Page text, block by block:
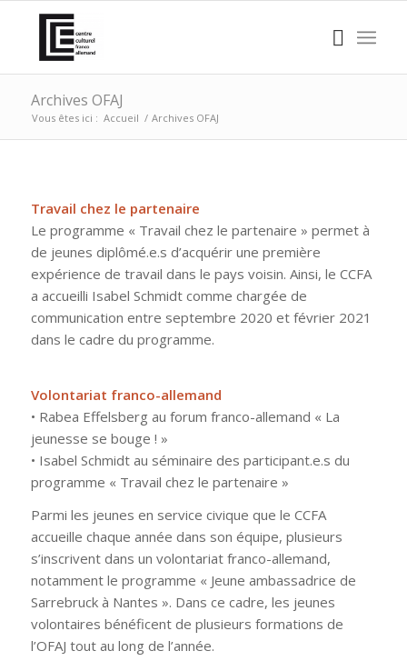
Archives OFAJ
Vous êtes ici : Accueil / Archives OFAJ
Travail chez le partenaire
Le programme « Travail chez le partenaire » permet à
de jeunes diplômé.e.s d’acquérir une première
expérience de travail dans le pays voisin. Ainsi, le CCFA
a accueilli Isabel Schmidt comme chargée de
communication entre septembre 2020 et février 2021
dans le cadre du programme.
Volontariat franco-allemand
• Rabea Effelsberg au forum franco-allemand « La
jeunesse se bouge ! »
• Isabel Schmidt au séminaire des participant.e.s du
programme « Travail chez le partenaire »
Parmi les jeunes en service civique que le CCFA
accueille chaque année dans son équipe, plusieurs
s’inscrivent dans un volontariat franco-allemand,
notamment le programme « Jeune ambassadrice de
Sarrebruck à Nantes ». Dans ce cadre, les jeunes
volontaires bénéficent de plusieurs formations de
l’OFAJ tout au long de l’année.